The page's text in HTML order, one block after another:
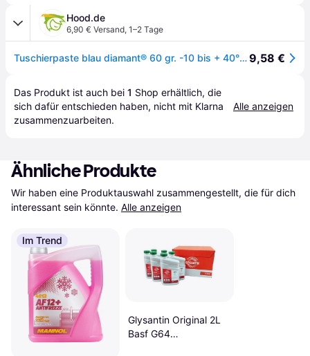
Hood.de
6,90 € Versand, 1–2 Tage
Tuschierpaste blau diamant® 60 gr. -10 bis + 40°C Oberflächenkontrolle9,58 €
Das Produkt ist auch bei 1 Shop erhältlich, die
sich dafür entschieden haben, nicht mit Klarna
zusammenzuarbeiten.
Alle anzeigen
Ähnliche Produkte
Wir haben eine Produktauswahl zusammengestellt, die für dich
interessant sein könnte. Alle anzeigen
Im Trend
Glysantin Original 2L
Basf G64